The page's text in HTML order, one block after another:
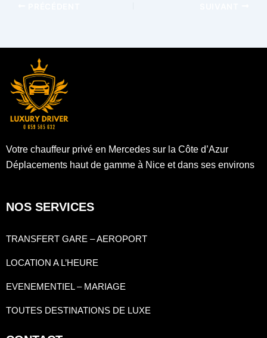
Votre chauffeur privé en Mercedes sur la Côte d’Azur
Déplacements haut de gamme à Nice et dans ses environs
NOS SERVICES
TRANSFERT GARE – AEROPORT
LOCATION A L’HEURE
EVENEMENTIEL – MARIAGE
TOUTES DESTINATIONS DE LUXE